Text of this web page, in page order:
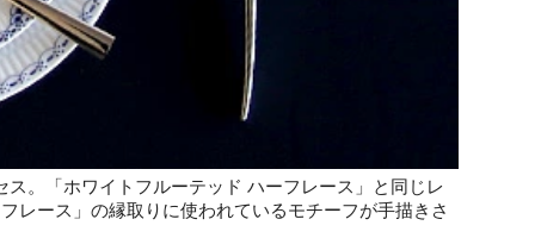
。「ホワイトフルーテッド ハーフレース」と同じレ
レース」の縁取りに使われているモチーフが手描きさ